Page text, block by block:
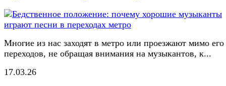
Многие из нас заходят в метро или проезжают мимо его
переходов, не обращая внимания на музыкантов, к...
17.03.26